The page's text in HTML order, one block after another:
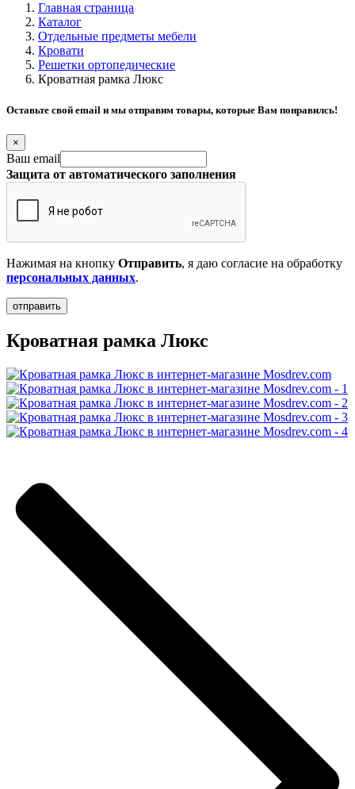
Главная страница
Каталог
Отдельные предметы мебели
Кровати
Решетки ортопедические
Кроватная рамка Люкс
Оставьте свой email и мы отправим товары, которые Вам понравилсь!
×
Ваш email
Защита от автоматического заполнения
Нажимая на кнопку Отправить, я даю согласие на обработку
персональных данных.
Кроватная рамка Люкс